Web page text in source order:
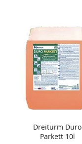
Dreiturm Duro
Parkett 10l